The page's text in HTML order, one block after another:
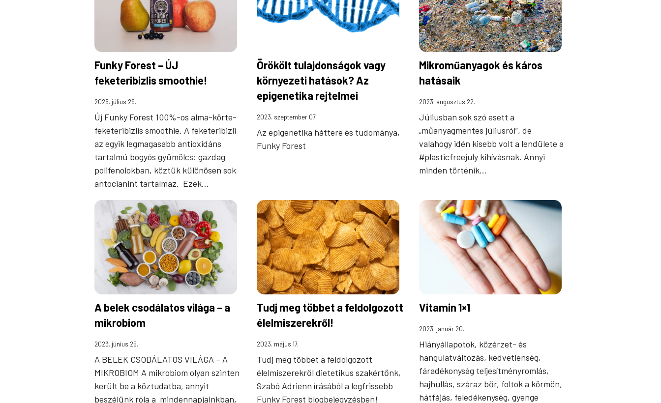
Funky Forest – ÚJ
feketeribizlis smoothie!
2025. július 29.
Új Funky Forest 100%-os alma-körte-
feketeribizlis smoothie. A feketeribizli
az egyik legmagasabb antioxidáns
tartalmú bogyós gyümölcs: gazdag
polifenolokban, köztük különösen sok
antocianint tartalmaz. Ezek…
Örökölt tulajdonságok vagy
környezeti hatások? Az
epigenetika rejtelmei
2023. szeptember 07.
Az epigenetika háttere és tudománya,
Funky Forest
Mikroműanyagok és káros
hatásaik
2023. augusztus 22.
Júliusban sok szó esett a
„műanyagmentes júliusról”, de
valahogy idén kisebb volt a lendülete a
#plasticfreejuly kihívásnak. Annyi
minden történik…
A belek csodálatos világa – a
mikrobiom
2023. június 25.
A BELEK CSODÁLATOS VILÁGA – A
MIKROBIOM A mikrobiom olyan szinten
került be a köztudatba, annyit
beszélünk róla a mindennapjainkban,
Tudj meg többet a feldolgozott
élelmiszerekről!
2023. május 17.
Tudj meg többet a feldolgozott
élelmiszerekről dietetikus szakértőnk,
Szabó Adrienn írásából a legfrissebb
Funky Forest blogbejegyzésben!
Vitamin 1×1
2023. január 20.
Hiányállapotok, közérzet- és
hangulatváltozás, kedvetlenség,
fáradékonyság teljesítményromlás,
hajhullás, száraz bőr, foltok a körmön,
hátfájás, feledékenység, gyenge